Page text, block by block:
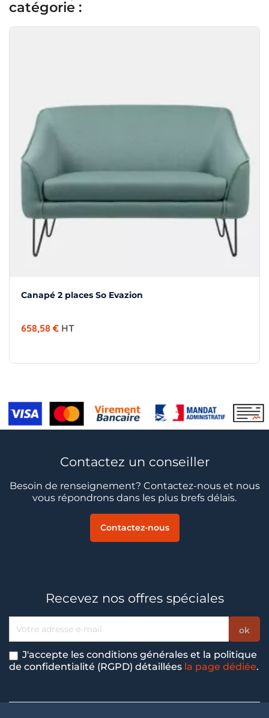
catégorie :
Canapé 2 places So Evazion
658,58 € HT
Contactez un conseiller
Besoin de renseignement? Contactez-nous et nous
vous répondrons dans les plus brefs délais.
Contactez-nous
Recevez nos offres spéciales
J'accepte les conditions générales et la politique
de confidentialité (RGPD) détaillées la page dédiée.